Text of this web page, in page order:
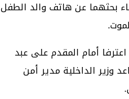
بحثهما عن هاتف والد الطفل
أمام المقدم على عبد
وزير الداخلية مدير أمن